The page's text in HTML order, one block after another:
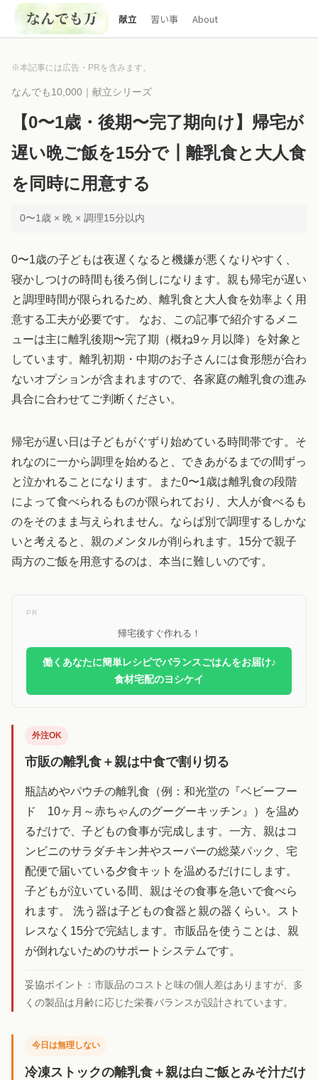
献立 習い事 About
※本記事には広告・PRを含みます。
なんでも10,000｜献立シリーズ
【0〜1歳・後期〜完了期向け】帰宅が
遅い晩ご飯を15分で┃離乳食と大人食
を同時に用意する
0〜1歳 × 晩 × 調理15分以内
0〜1歳の子どもは夜遅くなると機嫌が悪くなりやすく、
寝かしつけの時間も後ろ倒しになります。親も帰宅が遅い
と調理時間が限られるため、離乳食と大人食を効率よく用
意する工夫が必要です。 なお、この記事で紹介するメニ
ューは主に離乳後期〜完了期（概ね9ヶ月以降）を対象と
しています。離乳初期・中期のお子さんには食形態が合わ
ないオプションが含まれますので、各家庭の離乳食の進み
具合に合わせてご判断ください。
帰宅が遅い日は子どもがぐずり始めている時間帯です。そ
れなのに一から調理を始めると、できあがるまでの間ずっ
と泣かれることになります。また0〜1歳は離乳食の段階
によって食べられるものが限られており、大人が食べるも
のをそのまま与えられません。ならば別で調理するしかな
いと考えると、親のメンタルが削られます。15分で親子
両方のご飯を用意するのは、本当に難しいのです。
PR
帰宅後すぐ作れる！
働くあなたに簡単レシピでバランスごはんをお届け♪
食材宅配のヨシケイ
外注OK
市販の離乳食＋親は中食で割り切る
瓶詰めやパウチの離乳食（例：和光堂の『ベビーフー
ド 10ヶ月～赤ちゃんのグーグーキッチン』）を温め
るだけで、子どもの食事が完成します。一方、親はコ
ンビニのサラダチキン丼やスーパーの総菜パック、宅
配便で届いている夕食キットを温めるだけにします。
子どもが泣いている間、親はその食事を急いで食べら
れます。 洗う器は子どもの食器と親の器くらい。スト
レスなく15分で完結します。市販品を使うことは、親
が倒れないためのサポートシステムです。
妥協ポイント： 市販品のコストと味の個人差はありますが、多
くの製品は月齢に応じた栄養バランスが設計されています。
今日は無理しない
冷凍ストックの離乳食＋親は白ご飯とみそ汁だけ